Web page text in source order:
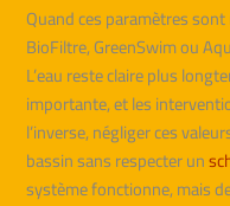
Quand ces paramètres
BioFiltre, GreenSwim ou
L’eau reste claire plus
importante, et les
l’inverse, négliger ces
bassin sans respecter un
système fonctionne, mais